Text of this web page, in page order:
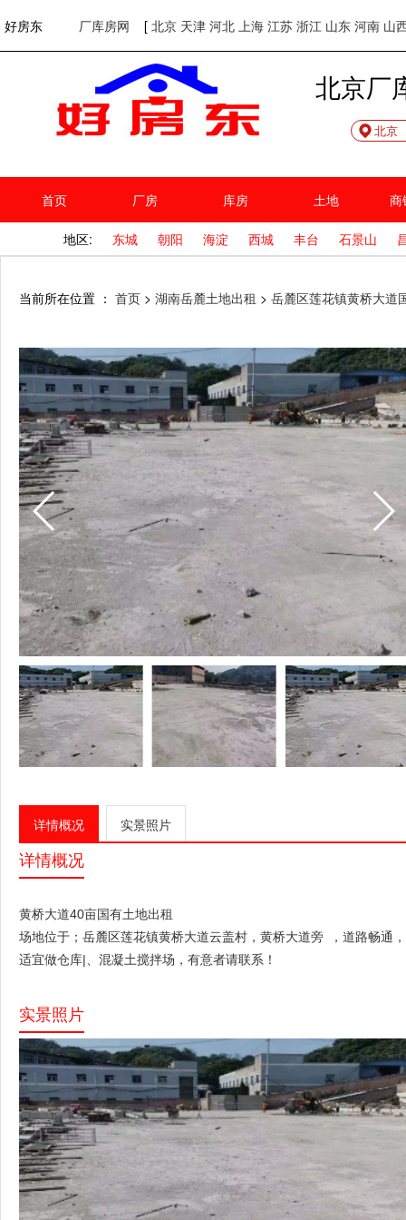
好房东 厂库房网 [ 北京 天津 河北 上海 江苏 浙江 山东 河南 山
欢迎访问好房东！网站首页
北京厂
北京
首页 厂房 库房 土地 商
地区: 东城 朝阳 海淀 西城 丰台 石景山
当前所在位置 ： 首页 > 湖南岳麓土地出租 > 岳麓区莲花镇黄桥大道
详情概况 实景照片
详情概况
黄桥大道40亩国有土地出租
场地位于；岳麓区莲花镇黄桥大道云盖村，黄桥大道旁 ，道路畅通
适宜做仓库|、混凝土搅拌场，有意者请联系！
实景照片